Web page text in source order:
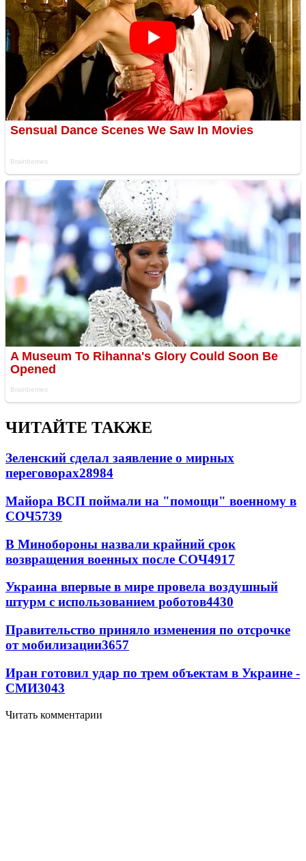
ЧИТАЙТЕ ТАКЖЕ
Зеленский сделал заявление о мирных
переговорах28984
Майора ВСП поймали на "помощи" военному в
СОЧ5739
В Минобороны назвали крайний срок
возвращения военных после СОЧ4917
Украина впервые в мире провела воздушный
штурм с использованием роботов4430
Правительство приняло изменения по отсрочке
от мобилизации3657
Иран готовил удар по трем объектам в Украине -
СМИ3043
Читать комментарии